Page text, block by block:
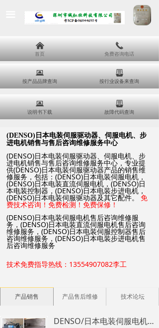
뀵
按产品品牌查询
뀣
按行业设备来查询
낀
首页
끅
免费咨询电话
뀵
说明书下载
뀣
故障代码查询
(DENSO) 日本电装伺服驱动器、伺服电机、步
进电机销售与售后咨询维修服务中心
(DENSO)日本电装伺服驱动器、伺服电机、步
进电机销售与售后咨询维修服务中心，专业提
供(DENSO)日本电装伺服驱动器产品的销售维
修服务，包括：(DENSO)日本电装伺服电机，
(DENSO)日本电装直流伺服电机，(DENSO)日
本电装控制器，(DENSO)日本电装步进电机，
(DENSO)日本电装伺服驱动器及其它配件。 免
费技术咨询！免费检测！免费保修！
(DENSO)日本电装伺服电机售后咨询维修服
务，(DENSO)日本电装直流伺服电机售后咨询
维修服务，(DENSO)日本电装伺服控制器售后
咨询维修服务，(DENSO)日本电装步进电机售
后咨询维修服务
技术免费指导热线：13554907082李工
产品销售 产品售后维修 技术论坛
DENSO/日本电装伺服电机型号MSM5AZQ6Q MQMA012T2V2 DENSO伺服电机